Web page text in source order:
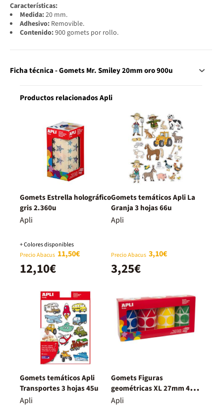
Características:
Medida:20 mm.
Adhesivo: Removible.
Contenido:900 gomets por rollo.
Ficha técnica - Gomets Mr. Smiley 20mm oro 900u
Productos relacionados Apli
Gomets Estrella holográfico
gris 2.360u
Apli
+ Colores disponibles
Precio Abacus 11,50€
12,10€
Gomets temáticos Apli La
Granja 3 hojas 66u
Apli
Precio Abacus 3,10€
3,25€
Gomets temáticos Apli
Transportes 3 hojas 45u
Apli
Gomets Figuras
geométricas XL 27mm 4
colores
Apli